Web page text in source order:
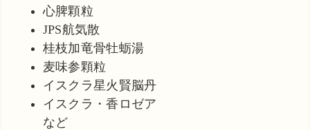
心脾顆粒
JPS航気散
桂枝加竜骨牡蛎湯
麦味参顆粒
イスクラ星火賢脳丹
イスクラ・香ロゼア
など